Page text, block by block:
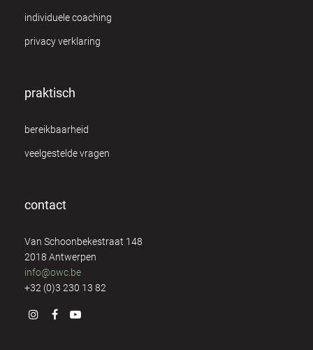
individuele coaching
privacy verklaring
praktisch
bereikbaarheid
veelgestelde vragen
contact
Van Schoonbekestraat 148
2018 Antwerpen
info@owc.be
+32 (0)3 230 13 82